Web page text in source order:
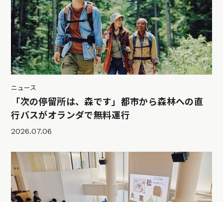
ニュース
「次の停留所は、森です」都市から森林への直
行バスがオランダで無料運行
2026.07.06